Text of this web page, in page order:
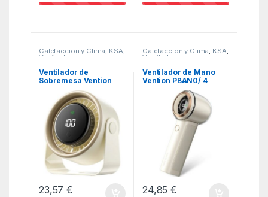
Calefaccion y Clima, KSA,
Ventiladores y
Ventilador de
Sobremesa Vention
PBJN0/ 10W/ 7 Aspas/
3 Velocidades
23,57€
Calefaccion y Clima, KSA,
Ventiladores y
Ventilador de Mano
Vention PBAN0/ 4
velocidades
24,85€